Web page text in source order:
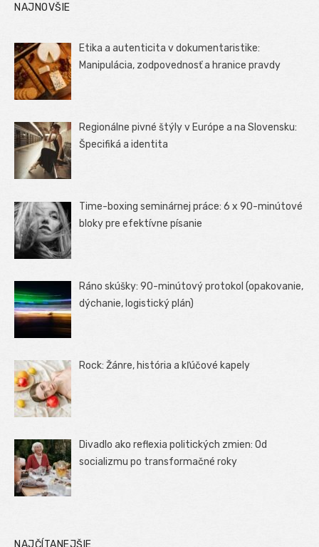
NAJNOVŠIE
Etika a autenticita v dokumentaristike:
Manipulácia, zodpovednosť a hranice pravdy
Regionálne pivné štýly v Európe a na Slovensku:
Špecifiká a identita
Time-boxing seminárnej práce: 6 x 90-minútové
bloky pre efektívne písanie
Ráno skúšky: 90-minútový protokol (opakovanie,
dýchanie, logistický plán)
Rock: Žánre, história a kľúčové kapely
Divadlo ako reflexia politických zmien: Od
socializmu po transformačné roky